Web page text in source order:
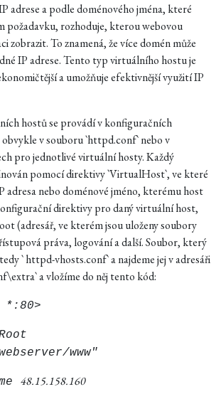
adrese a podle doménového jména, které
požadavku, rozhoduje, kterou webovou
zobrazit. To znamená, že více domén může
IP adrese. Tento typ virtuálního hostu je
a umožňuje efektivnější využití IP
hostů se provádí v konfiguračních
v souboru `httpd.conf` nebo v
pro jednotlivé virtuální hosty. Každý
pomocí direktivy `VirtualHost`, ve které
adresa nebo doménové jméno, kterému host
direktivy pro daný virtuální host,
(adresář, ve kterém jsou uloženy soubory
práva, logování a další. Soubor, který
`httpd-vhosts.conf`a najdeme jej v adresáři
`a vložíme do něj tento kód:
*:80>
www"
48.15.158.160